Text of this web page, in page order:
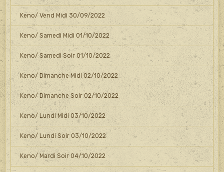
Keno/ Vend Midi 30/09/2022
Keno/ Samedi Midi 01/10/2022
Keno/ Samedi Soir 01/10/2022
Keno/ Dimanche Midi 02/10/2022
Keno/ Dimanche Soir 02/10/2022
Keno/ Lundi Midi 03/10/2022
Keno/ Lundi Soir 03/10/2022
Keno/ Mardi Soir 04/10/2022